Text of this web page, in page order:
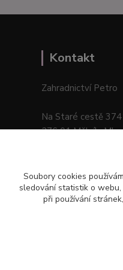
Kontakt
Zahradnictví Petro
Na Staré cestě
276 01
Soubory cookies
sledování statistik o
při používání